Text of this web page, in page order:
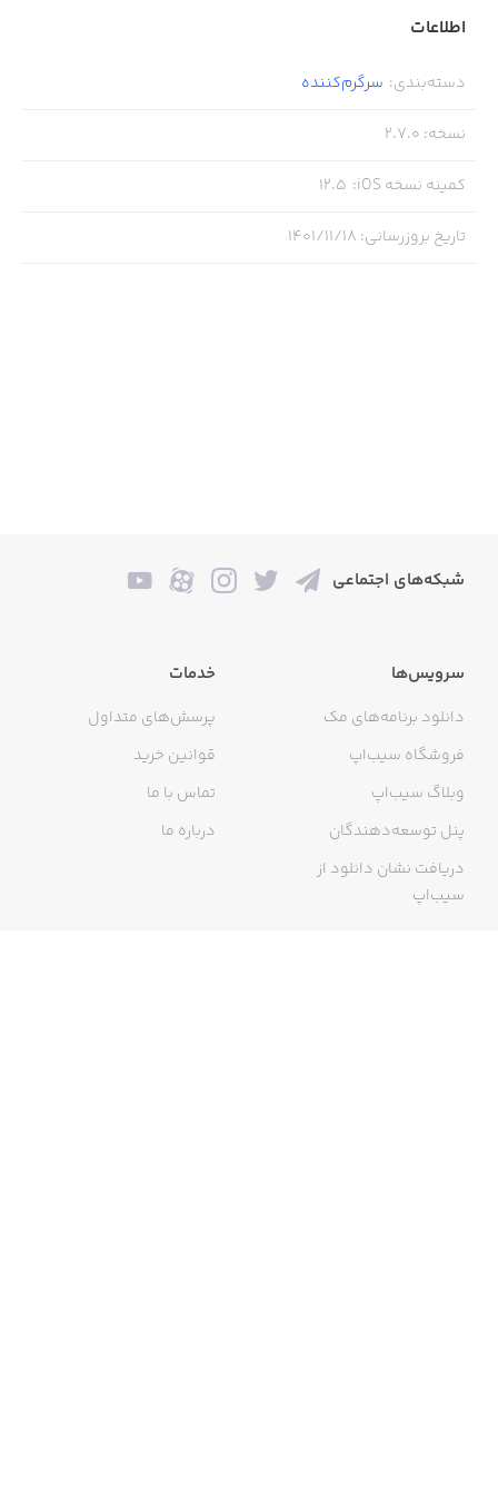
اطلاعات
دسته‌بندی: سرگرم‌کننده
نسخه:
2.7.0
کمینه نسخه iOS :
12.5
تاریخ بروزرسانی: ۱۴۰۱/۱۱/۱۸
شبکه‌های اجتماعی
سرویس‌ها
دانلود برنامه‌های مک
فروشگاه سیب‌اپ
وبلاگ سیب‌اپ
پنل توسعه‌دهندگان
دریافت نشان دانلود از
سیب‌اپ
خدمات
پرسش‌های متداول
قوانین خرید
تماس با ما
درباره ما